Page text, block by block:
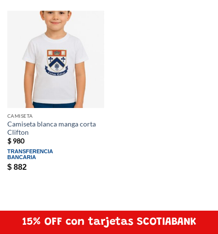
CAMISETA
Camiseta blanca manga corta
Clifton
$980
TRANSFERENCIA
BANCARIA
$882
15% OFF con tarjetas SCOTIABANK